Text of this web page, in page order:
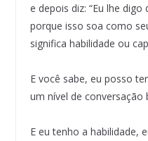
e depois diz: “Eu lhe digo
porque isso soa como
significa habilidade ou
E você sabe, eu posso
um nível de conversação
E eu tenho a habilidade,